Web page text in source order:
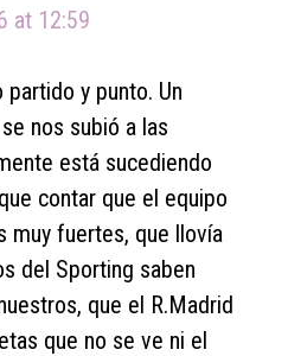
at 12:59
y punto. Un
nos subió a las
está sucediendo
contar que el equipo
muy fuertes, que llovía
del Sporting saben
que el R.Madrid
que no se ve ni el